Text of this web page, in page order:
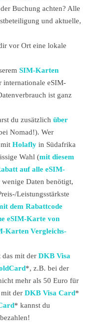
Buchung achten? Alle
und aktuelle,
vor Ort eine lokale
SIM-Karten
internationale eSIM-
ist ganz
du zusätzlich über
Nomad!). Wer
Holafly in Südafrika
Wahl (mit diesem
auf alle eSIM-
Daten benötigt,
Leistungsstärkste
dem Rabattcode
eSIM-Karte von
Karten Vergleichs-
mit der DKB Visa
*, z.B. bei der
mehr als 50 Euro für
der DKB Visa Card*
* kannst du